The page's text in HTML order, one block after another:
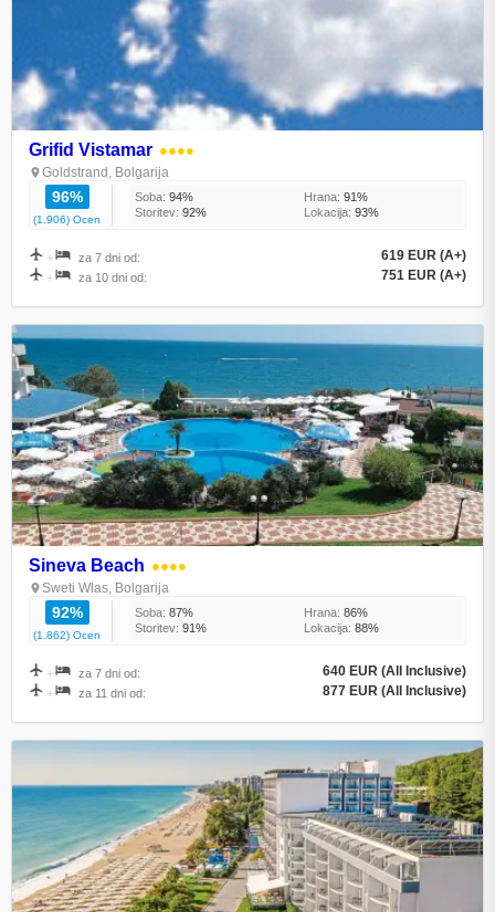
Grifid Vistamar ●●●●
Goldstrand, Bolgarija
96%
(1.906) Ocen
Soba: 94% Hrana: 91%
Storitev: 92% Lokacija: 93%
+ za 7 dni od: 619 EUR (A+)
+ za 10 dni od: 751 EUR (A+)
Sineva Beach ●●●●
Sweti Wlas, Bolgarija
92%
(1.862) Ocen
Soba: 87% Hrana: 86%
Storitev: 91% Lokacija: 88%
+ za 7 dni od: 640 EUR (All Inclusive)
+ za 11 dni od: 877 EUR (All Inclusive)